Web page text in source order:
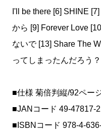
I'll be there [6] SHINE
から [9] Forever Love
ないで [13] Share The
ってしまったんだろう
■仕様 菊倍判縦/92ペー
■JANコード 49-47817-
■ISBNコード 978-4-